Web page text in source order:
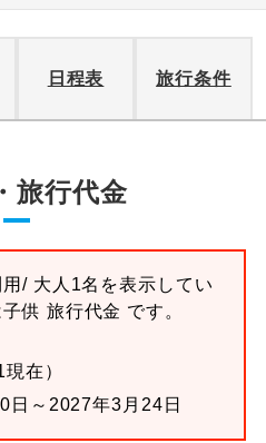
日程表 旅行条件
旅行代金
/ 大人1名を表示してい
供 旅行代金 です。
在）
日～2027年3月24日